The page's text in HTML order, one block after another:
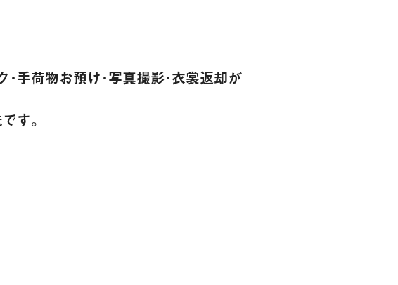
手荷物お預け･写真撮影･衣裳返却が
す。